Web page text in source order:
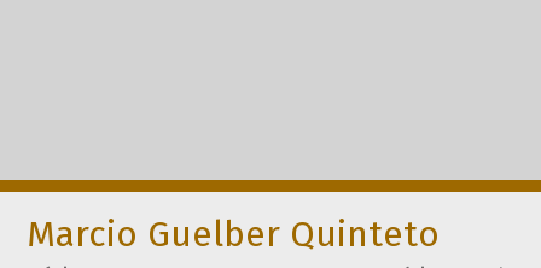
Marcio Guelber Quinteto